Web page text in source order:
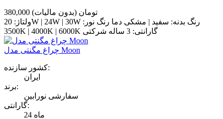
380,000 تومان (بدون مالیات)
ولتاژ: 20W | 24W | 30W رنگ بدنه: سفید | مشکی دما رنگ نور:
3500K | 4000K | 6000K گارانتی: 3 ساله شرکتی
چراغ مگنتی مدل Moon
کشور سازنده:
ایران
برند:
سفارشی نورابین
گارانتی:
24 ماه